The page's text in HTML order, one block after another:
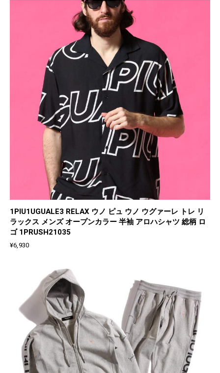
1PIU1UGUALE3 RELAX ウノ ピュ ウノ ウグァーレ トレ リ
ラックス メンズ オープンカラー 半袖 アロハシャツ 総柄 ロ
ゴ 1PRUSH21035
¥6,930